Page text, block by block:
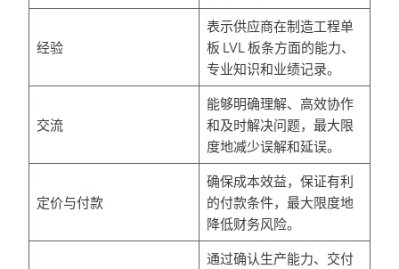
经验
表示供应商在制造工程单
板 LVL 板条方面的能力、
专业知识和业绩记录。
交流
能够明确理解、高效协作
和及时解决问题，最大限
度地减少误解和延误。
定价与付款
确保成本效益，保证有利
的付款条件，最大限度地
降低财务风险。
通过确认生产能力、交付